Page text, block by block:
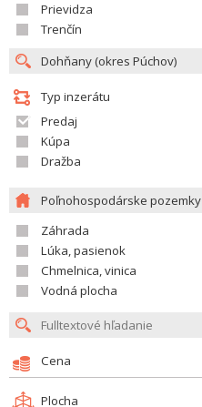
Prievidza
Trenčín
Typ inzerátu
Predaj
Kúpa
Dražba
Poľnohospodárske pozemky
Záhrada
Lúka, pasienok
Chmelnica, vinica
Vodná plocha
Cena
Plocha